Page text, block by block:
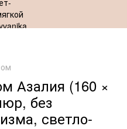
Азалия (160 ×
без
светло-